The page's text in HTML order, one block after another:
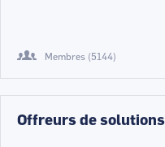
Membres (5144)
Offreurs de